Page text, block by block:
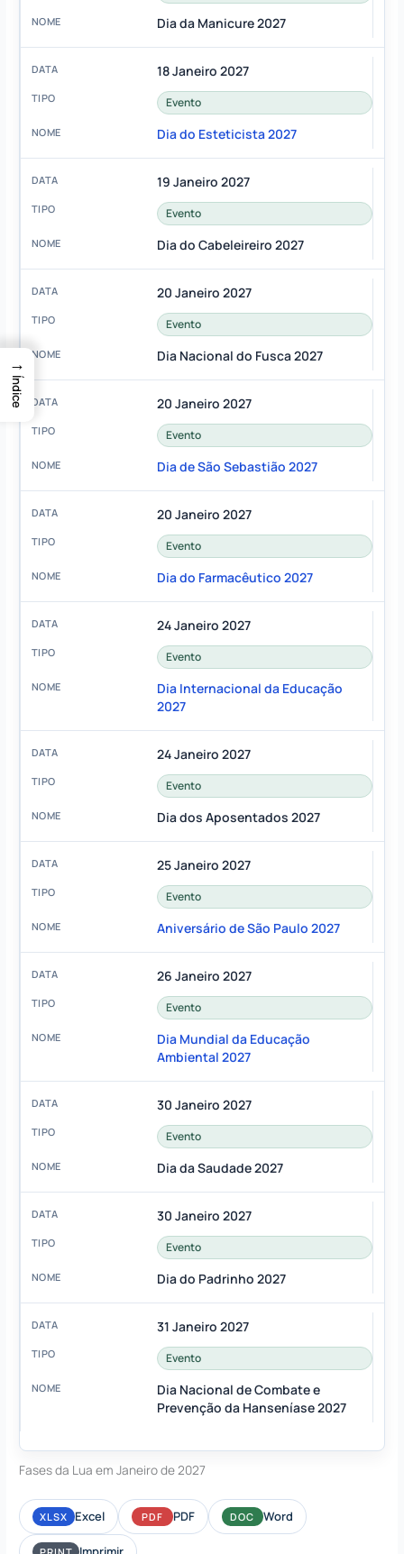
Dia da Manicure 2027
18 Janeiro 2027
Evento
Dia do Esteticista 2027
19 Janeiro 2027
Evento
Dia do Cabeleireiro 2027
20 Janeiro 2027
Evento
Dia Nacional do Fusca 2027
20 Janeiro 2027
Evento
Dia de São Sebastião 2027
20 Janeiro 2027
Evento
Dia do Farmacêutico 2027
24 Janeiro 2027
Evento
Dia Internacional da Educação
2027
24 Janeiro 2027
Evento
Dia dos Aposentados 2027
25 Janeiro 2027
Evento
Aniversário de São Paulo 2027
26 Janeiro 2027
Evento
Dia Mundial da Educação
Ambiental 2027
30 Janeiro 2027
Evento
Dia da Saudade 2027
30 Janeiro 2027
Evento
Dia do Padrinho 2027
31 Janeiro 2027
Evento
Dia Nacional de Combate e
Prevenção da Hanseníase 2027
Fases da Lua em Janeiro de 2027
XLSX Excel PDF PDF DOC Word
→
Índice